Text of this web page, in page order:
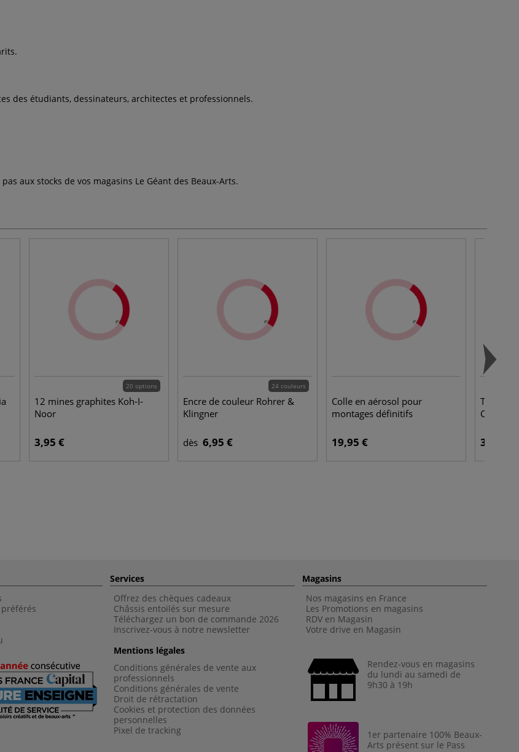
des étudiants, dessinateurs, architectes et professionnels.
aux stocks de vos magasins Le Géant des Beaux-Arts.
20 options
12 mines graphites Koh-I-
Noor
3,95 €
24 couleurs
Encre de couleur Rohrer &
Klingner
dès 6,95 €
Colle en aérosol pour
montages définitifs
19,95 €
Taille-
Castell
3,95 €
Services
Offrez des chèques cadeaux
Châssis entoilés sur mesure
Téléchargez un bon de commande 2026
Inscrivez-vous à notre newsletter
Mentions légales
Conditions générales de vente aux
professionnels
Conditions générales de vente
Droit de rétractation
Cookies et protection des données
personnelles
Pixel de tracking
Magasins
Nos magasins en France
Les Promotions en magasins
RDV en Magasin
Votre drive en Magasin
Rendez-vous en magasins
du lundi au samedi de
9h30 à 19h
1er partenaire 100% Beaux-
Arts présent sur le Pass